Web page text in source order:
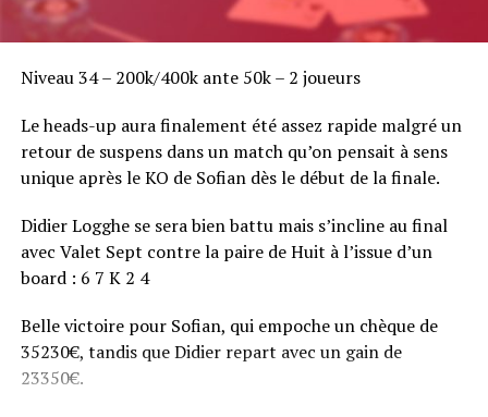
Niveau 34 – 200k/400k ante 50k – 2 joueurs
Le heads-up aura finalement été assez rapide malgré un
retour de suspens dans un match qu’on pensait à sens
unique après le KO de Sofian dès le début de la finale.
Didier Logghe se sera bien battu mais s’incline au final
avec Valet Sept contre la paire de Huit à l’issue d’un
board : 6 7 K 2 4
Belle victoire pour Sofian, qui empoche un chèque de
35230€, tandis que Didier repart avec un gain de
23350€.